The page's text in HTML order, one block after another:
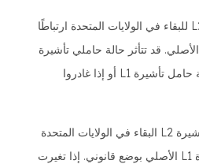
ترتبط أهلية حاملي تأشيرة L2 للبقاء في الولايات المتحدة ارتباطًا
وثيقًا بحالة حامل تأشيرة L1 الأصلي. قد تتأثر حالة حاملي تأشيرة
L2 المرافقين إذا تغيرت حالة حامل تأشيرة L1 أو إذا غادروا
بشكل عام، يمكن لحاملي تأشيرة L2 البقاء في الولايات المتحدة
فقط بينما يتمتع حامل تأشيرة L1 الأصلي بوضع قانوني. إذا تغيرت